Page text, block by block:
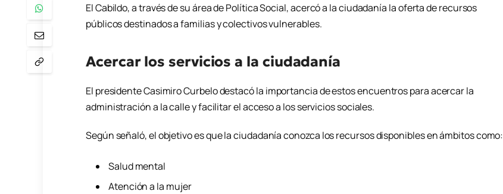
El Cabildo, a través de su área de Política Social, acercó a la ciudadanía la oferta de recursos
públicos destinados a familias y colectivos vulnerables.
Acercar los servicios a la ciudadanía
El presidenteCasimiro Curbelodestacó la importancia de estos encuentros para acercar la
administración a la calle y facilitar el acceso a los servicios sociales.
Según señaló, el objetivo es que la ciudadanía conozca los recursos disponibles en ámbitos como:
Salud mental
Atención a la mujer